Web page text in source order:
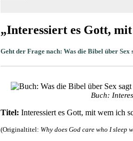
„Interessiert es Gott,
Geht der Frage nach: Was die Bibel über Sex
Buch:
Titel: Interessiert es Gott, mit wem ich
(Originaltitel: Why does God care who I sleep